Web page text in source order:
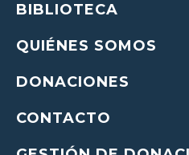
BIBLIOTECA
QUIÉNES SOMOS
DONACIONES
CONTACTO